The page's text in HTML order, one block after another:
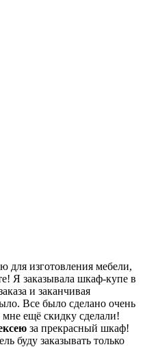
для изготовления мебели,
Я заказывала шкаф-купе в
и заканчивая
Все было сделано очень
ещё скидку сделали!
за прекрасный шкаф!
буду заказывать только